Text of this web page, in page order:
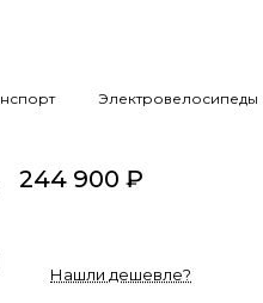
Электровелосипеды
244 900 ₽
Нашли дешевле?